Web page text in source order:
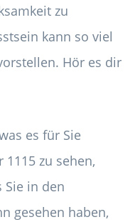
zu
kann so viel
Hör es dir
es für Sie
zu sehen,
Sie in den
gesehen haben,